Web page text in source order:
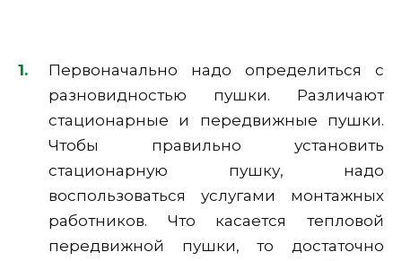
Первоначально надо определиться с
разновидностью пушки. Различают
стационарные и передвижные пушки.
Чтобы правильно установить
стационарную пушку, надо
воспользоваться услугами монтажных
работников. Что касается тепловой
передвижной пушки, то достаточно